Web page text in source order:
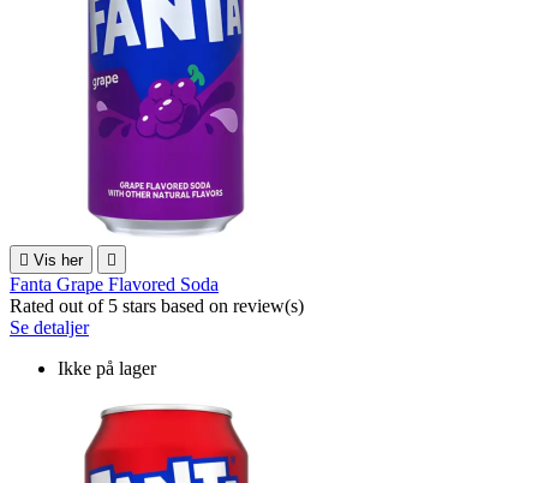
 Vis her 
Fanta Grape Flavored Soda
Rated out of 5 stars based on review(s)
Se detaljer
Ikke på lager